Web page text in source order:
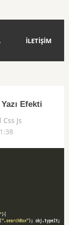
İLETİŞİM
Efekti
Js